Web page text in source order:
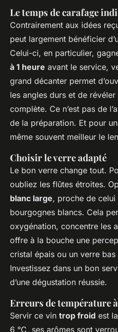
Le temps de carafage
Contrairement aux idées
peut largement bénéficier
Celui-ci, en particulier,
à 1 heure avant le service,
grand décanter permet
les angles durs et de
complète. Ce n’est pas de
de la préparation. Et pour
même souvent meilleur le
Choisir le verre adapté
Le bon verre change tout.
oubliez les flûtes étroites.
blanc large, proche de
bourgognes blancs. Cela
oxygénation, concentre les
offre à la bouche une
cristal épais ou un verre
Investissez dans un bon
d’une dégustation réussie.
Erreurs de température
Servir ce vin trop froid est
6 °C, ses arômes sont